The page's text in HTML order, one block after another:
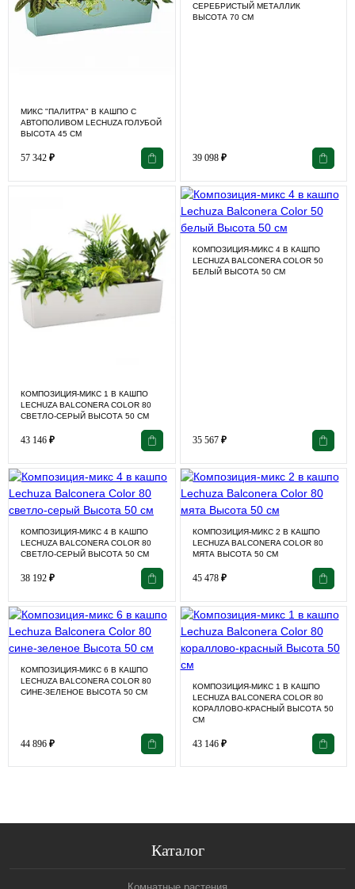
МИКС "ПАЛИТРА" В КАШПО С
АВТОПОЛИВОМ LECHUZA ГОЛУБОЙ
ВЫСОТА 45 СМ
57 342 ₽
СЕРЕБРИСТЫЙ МЕТАЛЛИК
ВЫСОТА 70 СМ
39 098 ₽
КОМПОЗИЦИЯ-МИКС 1 В КАШПО
LECHUZA BALCONERA COLOR 80
СВЕТЛО-СЕРЫЙ ВЫСОТА 50 СМ
43 146 ₽
КОМПОЗИЦИЯ-МИКС 4 В КАШПО
LECHUZA BALCONERA COLOR 50
БЕЛЫЙ ВЫСОТА 50 СМ
35 567 ₽
КОМПОЗИЦИЯ-МИКС 4 В КАШПО
LECHUZA BALCONERA COLOR 80
СВЕТЛО-СЕРЫЙ ВЫСОТА 50 СМ
38 192 ₽
КОМПОЗИЦИЯ-МИКС 2 В КАШПО
LECHUZA BALCONERA COLOR 80
МЯТА ВЫСОТА 50 СМ
45 478 ₽
КОМПОЗИЦИЯ-МИКС 6 В КАШПО
LECHUZA BALCONERA COLOR 80
СИНЕ-ЗЕЛЕНОЕ ВЫСОТА 50 СМ
44 896 ₽
КОМПОЗИЦИЯ-МИКС 1 В КАШПО
LECHUZA BALCONERA COLOR 80
КОРАЛЛОВО-КРАСНЫЙ ВЫСОТА 50
СМ
43 146 ₽
Каталог